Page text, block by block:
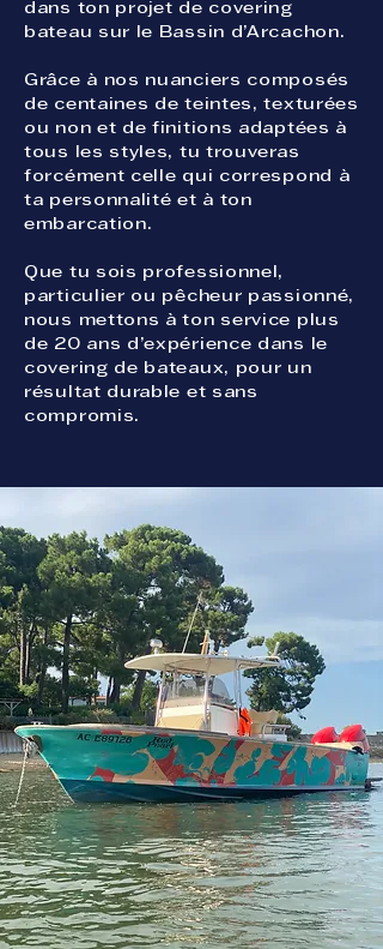
dans ton projet de covering
bateau sur le Bassin d’Arcachon.
Grâce à nos nuanciers composés
de centaines de teintes, texturées
ou non et de finitions adaptées à
tous les styles, tu trouveras
forcément celle qui correspond à
ta personnalité et à ton
embarcation.
Que tu sois professionnel,
particulier ou pêcheur passionné,
nous mettons à ton service plus
de 20 ans d’expérience dans le
covering de bateaux, pour un
résultat durable et sans
compromis.